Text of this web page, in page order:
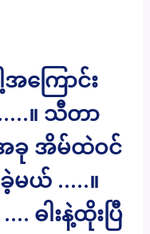
အကြောင်း
…..။ သီတာ
အခု အိမ်ထဲဝင်
မယ် …..။
ါးနဲ့ထိုးပြီ